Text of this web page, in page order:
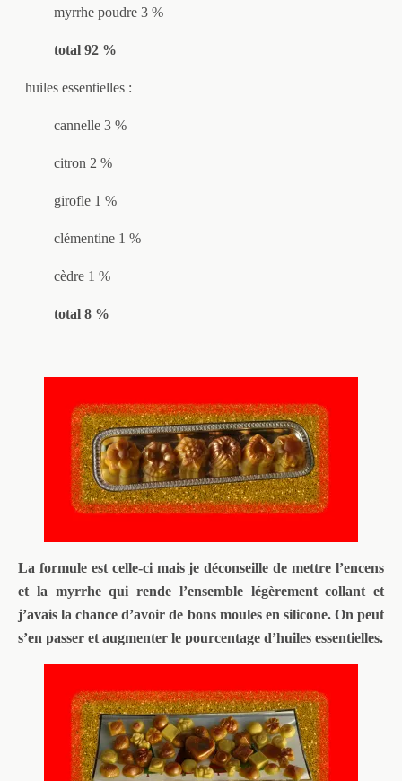
myrrhe poudre 3 %
total 92 %
huiles essentielles :
cannelle 3 %
citron 2 %
girofle 1 %
clémentine 1 %
cèdre 1 %
total 8 %
La formule est celle-ci mais je déconseille de mettre l’encens
et la myrrhe qui rende l’ensemble légèrement collant et
j’avais la chance d’avoir de bons moules en silicone. On peut
s’en passer et augmenter le pourcentage d’huiles essentielles.